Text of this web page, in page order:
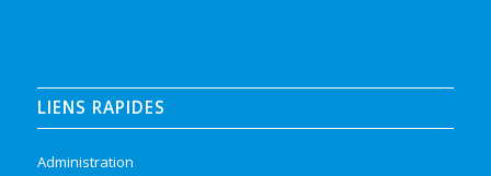
LIENS RAPIDES
Administration